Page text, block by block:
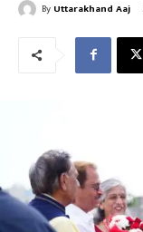
By Uttarakhand Aaj